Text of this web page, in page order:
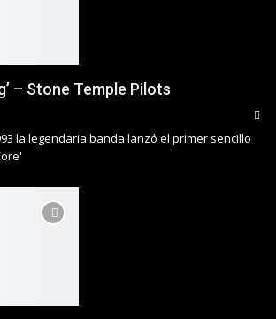
– Stone Temple Pilots
la legendaria banda lanzó el primer sencillo